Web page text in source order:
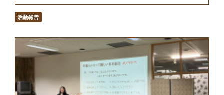
活動報告